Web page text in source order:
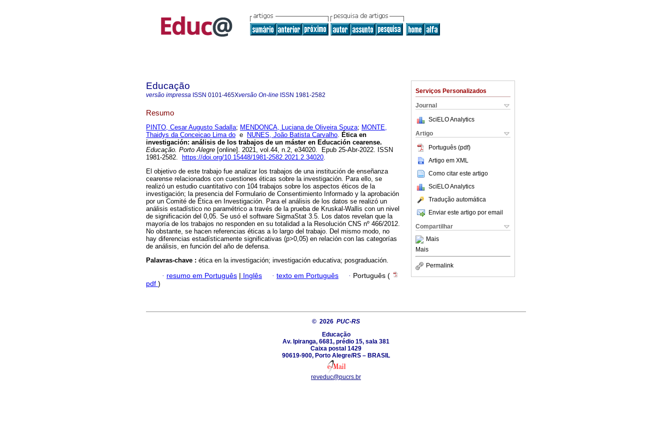
Serviços Personalizados
Journal
SciELO Analytics
Artigo
Português (pdf)
Artigo em XML
Como citar este artigo
SciELO Analytics
Tradução automática
Enviar este artigo por email
Compartilhar
Mais
Mais
Permalink
Educação
versão impressa ISSN 0101-465Xversão On-line ISSN 1981-2582
Resumo
PINTO, Cesar Augusto Sadalla; MENDONCA, Luciana de Oliveira Souza; MONTE,
Thaidys da Conceicao Lima do e NUNES, João Batista Carvalho. Ética en
investigación: análisis de los trabajos de un máster en Educación cearense.
Educação. Porto Alegre [online]. 2021, vol.44, n.2, e34020. Epub 25-Abr-2022. ISSN
1981-2582.
https://doi.org/10.15448/1981-2582.2021.2.34020.
El objetivo de este trabajo fue analizar los trabajos de una institución de enseñanza
cearense relacionados con cuestiones éticas sobre la investigación. Para ello, se
realizó un estudio cuantitativo con 104 trabajos sobre los aspectos éticos de la
investigación; la presencia del Formulario de Consentimiento Informado y la aprobación
por un Comité de Ética en Investigación. Para el análisis de los datos se realizó un
análisis estadístico no paramétrico a través de la prueba de Kruskal-Wallis con un nivel
de significación del 0,05. Se usó el software SigmaStat 3.5. Los datos revelan que la
mayoría de los trabajos no responden en su totalidad a la Resolución CNS nº 466/2012.
No obstante, se hacen referencias éticas a lo largo del trabajo. Del mismo modo, no
hay diferencias estadísticamente significativas (p>0,05) en relación con las categorías
de análisis, en función del año de defensa.
Palavras-chave : ética en la investigación; investigación educativa; posgraduación.
· resumo em Português | Inglês · texto em Português · Português (
pdf )
© 2026 PUC-RS
Educação
Av. Ipiranga, 6681, prédio 15, sala 381
Caixa postal 1429
90619-900, Porto Alegre/RS – BRASIL
reveduc@pucrs.br